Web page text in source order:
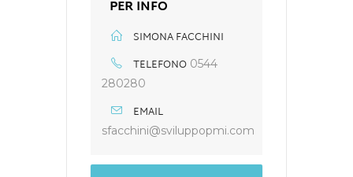
PER INFO
SIMONA FACCHINI
TELEFONO 0544
280280
EMAIL
sfacchini@sviluppopmi.com